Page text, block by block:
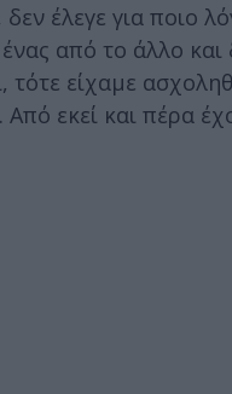
έλεγε για ποιο
από το άλλο
τότε είχαμε
εκεί και πέρα